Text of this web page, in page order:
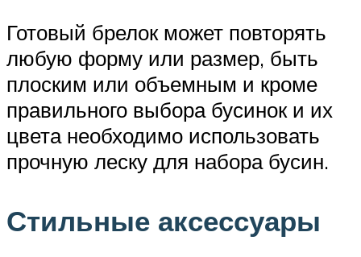
Готовый брелок может повторять
любую форму или размер, быть
плоским или объемным и кроме
правильного выбора бусинок и их
цвета необходимо использовать
прочную леску для набора бусин.
Стильные аксессуары